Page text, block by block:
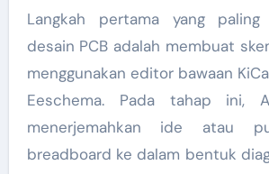
Langkah pertama yang
desain PCB adalah membuat
menggunakan editor bawaan
Eeschema. Pada tahap ini,
menerjemahkan ide atau
breadboard ke dalam bentuk